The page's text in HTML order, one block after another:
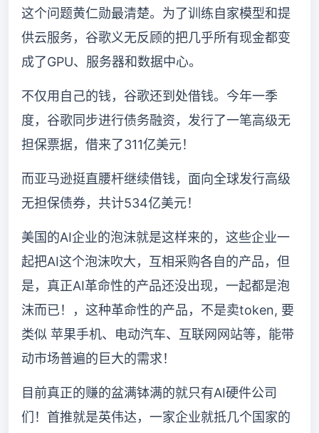
这个问题黄仁勋最清楚。为了训练自家模型和提
供云服务，谷歌义无反顾的把几乎所有现金都变
成了GPU、服务器和数据中心。
不仅用自己的钱，谷歌还到处借钱。今年一季
度，谷歌同步进行债务融资，发行了一笔高级无
担保票据，借来了311亿美元！
而亚马逊挺直腰杆继续借钱，面向全球发行高级
无担保债券，共计534亿美元！
美国的AI企业的泡沫就是这样来的，这些企业一
起把AI这个泡沫吹大，互相采购各自的产品，但
是，真正AI革命性的产品还没出现，一起都是泡
沫而已！，这种革命性的产品，不是卖token, 要
类似 苹果手机、电动汽车、互联网网站等，能带
动市场普遍的巨大的需求！
目前真正的赚的盆满钵满的就只有AI硬件公司
们！首推就是英伟达，一家企业就抵几个国家的